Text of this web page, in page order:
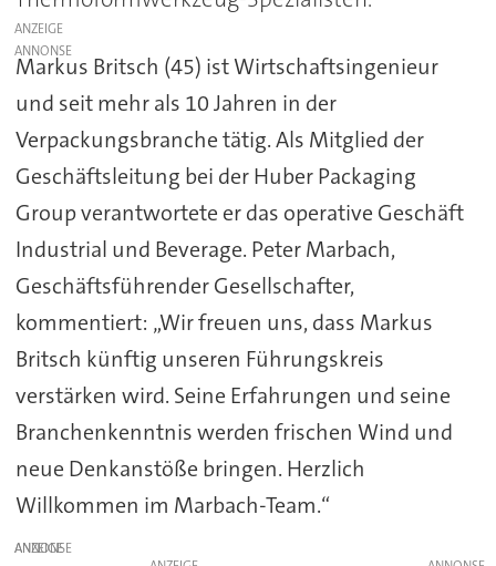
ANZEIGE
Markus Britsch (45) ist Wirtschaftsingenieur
und seit mehr als 10 Jahren in der
Verpackungsbranche tätig. Als Mitglied der
Geschäftsleitung bei der Huber Packaging
Group verantwortete er das operative Geschäft
Industrial und Beverage. Peter Marbach,
Geschäftsführender Gesellschafter,
kommentiert: „Wir freuen uns, dass Markus
Britsch künftig unseren Führungskreis
verstärken wird. Seine Erfahrungen und seine
Branchenkenntnis werden frischen Wind und
neue Denkanstöße bringen. Herzlich
Willkommen im Marbach-Team.“
ANZEIGE